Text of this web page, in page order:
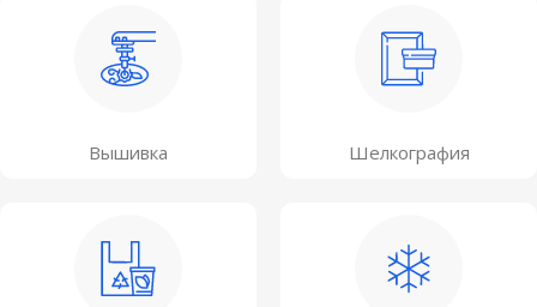
Вышивка Шелкография